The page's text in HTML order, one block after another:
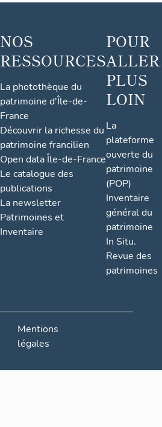
NOS
RESSOURCES
La photothèque du
patrimoine d'Île-de-
France
Découvrir la richesse du
patrimoine francilien
Open data Île-de-France
Le catalogue des
publications
La newsletter
Patrimoines et
Inventaire
POUR
ALLER
PLUS
LOIN
La
plateforme
ouverte du
patrimoine
(POP)
Inventaire
général du
patrimoine
In Situ.
Revue des
patrimoines
Mentions
légales